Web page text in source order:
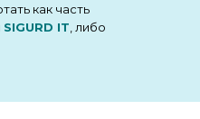
как часть
SIGURD IT, либо